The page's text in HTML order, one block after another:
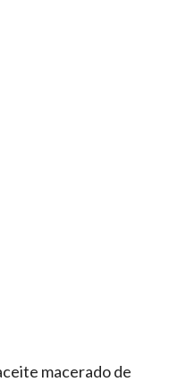
macerado de